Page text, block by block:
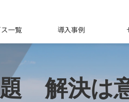
一覧 導入事例
　解決は